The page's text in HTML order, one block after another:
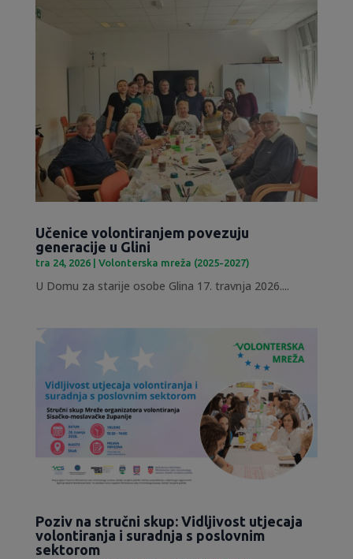
Učenice volontiranjem povezuju
generacije u Glini
tra 24, 2026| Volonterska mreža (2025-2027)
U Domu za starije osobe Glina 17. travnja 2026....
Poziv na stručni skup: Vidljivost utjecaja
volontiranja i suradnja s poslovnim
sektorom